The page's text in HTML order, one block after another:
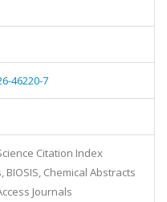
46220-7
Citation Index
BIOSIS, Chemical Abstracts
Journals